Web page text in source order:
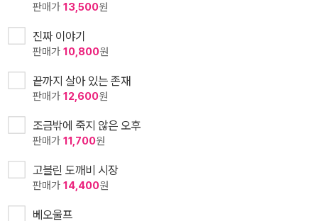
판매가 13,500원
진짜 이야기
판매가 10,800원
끝까지 살아 있는 존재
판매가 12,600원
조금밖에 죽지 않은 오후
판매가 11,700원
고블린 도깨비 시장
판매가 14,400원
베오울프